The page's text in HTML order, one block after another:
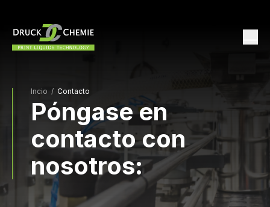
Incio / Contacto
Póngase en
contacto con
nosotros: